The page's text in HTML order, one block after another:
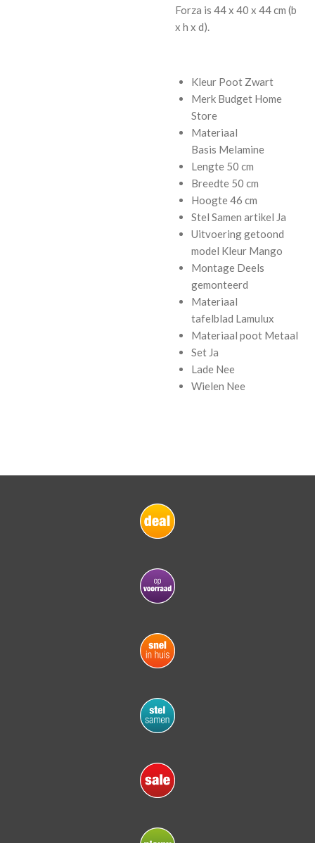
Forza is 44 x 40 x 44 cm (b
x h x d).
Kleur Poot Zwart
Merk Budget Home
Store
Materiaal
Basis Melamine
Lengte 50 cm
Breedte 50 cm
Hoogte46 cm
Stel Samen artikel Ja
Uitvoering getoond
model Kleur Mango
Montage Deels
gemonteerd
Materiaal
tafelblad Lamulux
Materiaal poot Metaal
Set Ja
Lade Nee
Wielen Nee